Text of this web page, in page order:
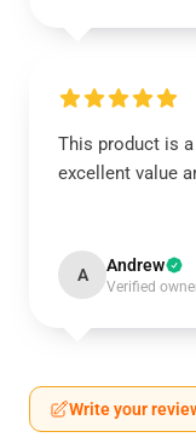
This product is
excellent value
A Andrew
Verified
Write your